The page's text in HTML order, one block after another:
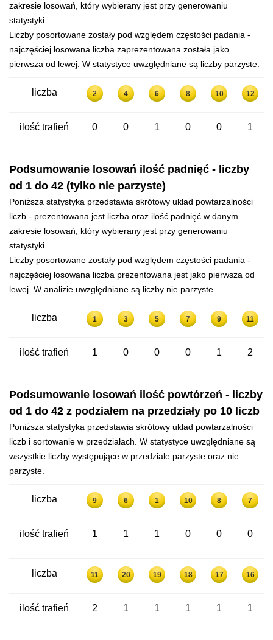
zakresie losowań, który wybierany jest przy generowaniu
statystyki.
Liczby posortowane zostały pod względem częstości padania -
najczęściej losowana liczba zaprezentowana została jako
pierwsza od lewej. W statystyce uwzględniane są liczby parzyste.
liczba 2 4 6 8 10 12
ilość trafień 0 0 1 0 0 1
Podsumowanie losowań ilość padnięć - liczby
od 1 do 42 (tylko nie parzyste)
Poniższa statystyka przedstawia skrótowy układ powtarzalności
liczb - prezentowana jest liczba oraz ilość padnięć w danym
zakresie losowań, który wybierany jest przy generowaniu
statystyki.
Liczby posortowane zostały pod względem częstości padania -
najczęściej losowana liczba prezentowana jest jako pierwsza od
lewej. W analizie uwzględniane są liczby nie parzyste.
liczba 1 3 5 7 9 11
ilość trafień 1 0 0 0 1 2
Podsumowanie losowań ilość powtórzeń - liczby
od 1 do 42 z podziałem na przedziały po 10 liczb
Poniższa statystyka przedstawia skrótowy układ powtarzalności
liczb i sortowanie w przedziałach. W statystyce uwzględniane są
wszystkie liczby występujące w przedziale parzyste oraz nie
parzyste.
liczba 9 6 1 10 8 7
ilość trafień 1 1 1 0 0 0
liczba 11 20 19 18 17 16
ilość trafień 2 1 1 1 1 1